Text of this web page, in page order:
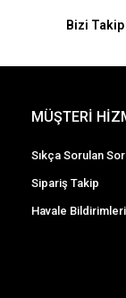
Bizi Takip
MÜŞTERİ
Sıkça Sorulan
Sipariş Takip
Havale Bildirimleri